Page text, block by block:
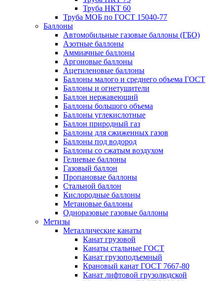
Труба НКТ 60
Труба МОБ по ГОСТ 15040-77
Баллоны
Автомобильные газовые баллоны (ГБО)
Азотные баллоны
Аммиачные баллоны
Аргоновые баллоны
Ацетиленовые баллоны
Баллоны малого и среднего объема ГОСТ
Баллоны и огнетушители
Баллон нержавеющий
Баллоны большого объема
Баллоны углекислотные
Баллон природный газ
Баллоны для сжиженных газов
Баллоны под водород
Баллоны со сжатым воздухом
Гелиевые баллоны
Газовый баллон
Пропановые баллоны
Стальной баллон
Кислородные баллоны
Метановые баллоны
Одноразовые газовые баллоны
Метизы
Металлические канаты
Канат грузовой
Канаты стальные ГОСТ
Канат грузоподъемный
Крановый канат ГОСТ 7667-80
Канат лифтовой грузолюдской